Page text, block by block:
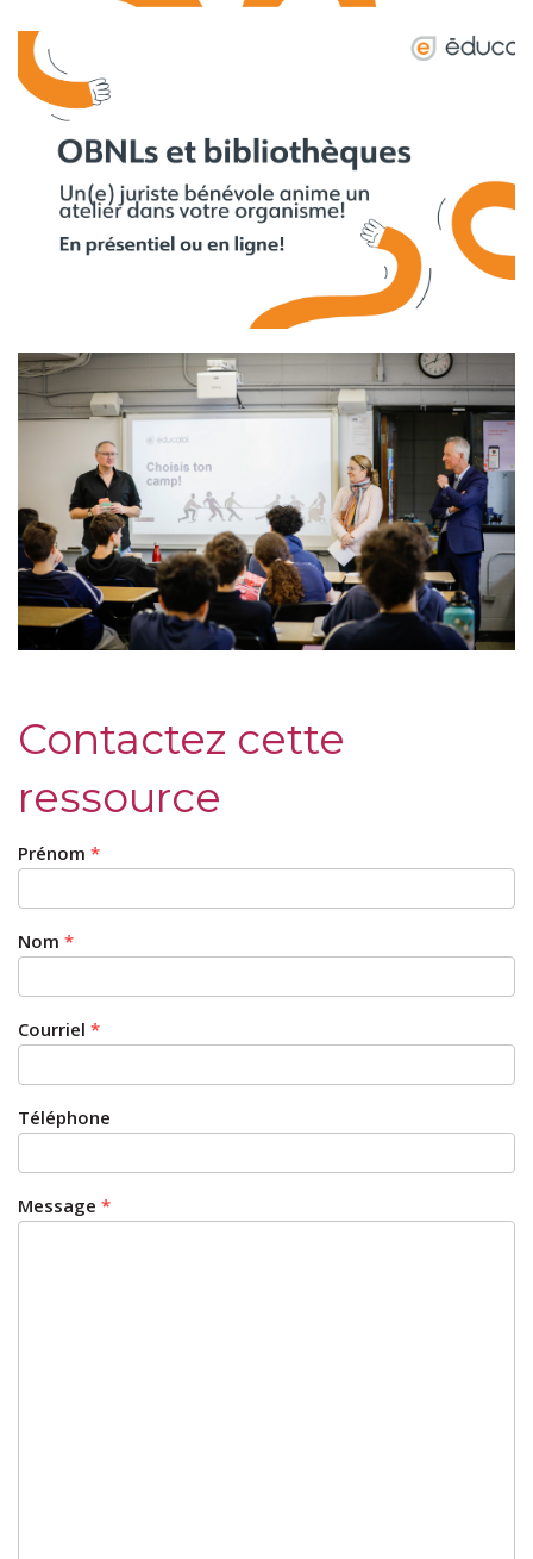
Contactez cette
ressource
Prénom *
Nom *
Courriel *
Téléphone
Message *